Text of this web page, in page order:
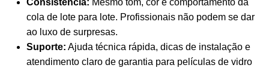
Consistência: Mesmo tom, cor e comportamento da
cola de lote para lote. Profissionais não podem se dar
ao luxo de surpresas.
Suporte: Ajuda técnica rápida, dicas de instalação e
atendimento claro de garantia para películas de vidro